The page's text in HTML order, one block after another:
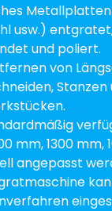
usw.)
und poliert.
von
mm, 1300
angepasst